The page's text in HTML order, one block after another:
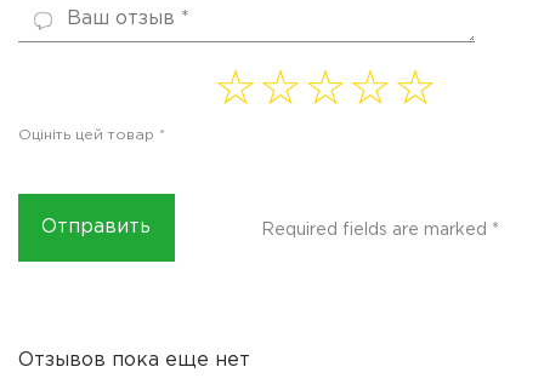
Required fields are marked *
Оцініть цей товар *
1 of
2 of
3 of
4
5 of
Отзывов пока еще нет